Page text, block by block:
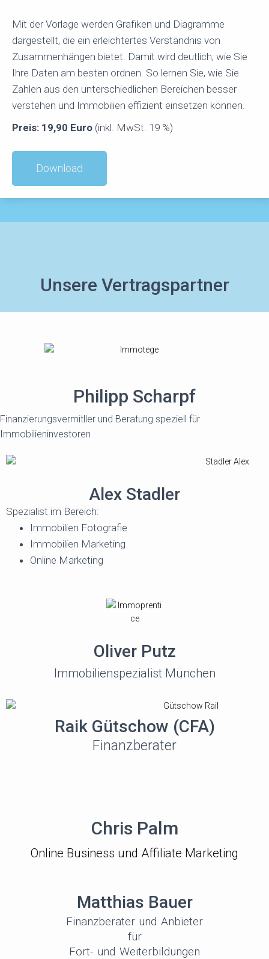
Mit der Vorlage werden Grafiken und Diagramme
dargestellt, die ein erleichtertes Verständnis von
Zusammenhängen bietet. Damit wird deutlich, wie Sie
Ihre Daten am besten ordnen. So lernen Sie, wie Sie
Zahlen aus den unterschiedlichen Bereichen besser
verstehen und Immobilien effizient einsetzen können.
Preis: 19,90 Euro (inkl. MwSt. 19 %)
Download
Unsere Vertragspartner
Philipp Scharpf
Finanzierungsvermitller und Beratung speziell für
Immobilieninvestoren
Alex Stadler
Spezialist im Bereich:
Immobilien Fotografie
Immobilien Marketing
Online Marketing
Oliver Putz
Immobilienspezialist München
Raik Gütschow (CFA)
Finanzberater
Chris Palm
Online Business und Affiliate Marketing
Matthias Bauer
Finanzberater und Anbieter
für
Fort- und Weiterbildungen